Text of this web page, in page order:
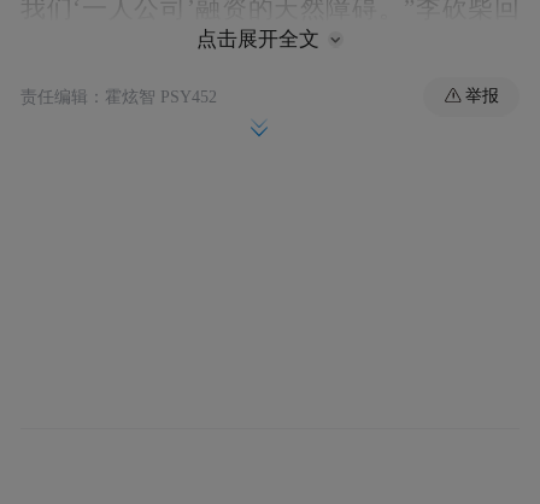
我们‘一人公司’融资的天然障碍。”李砍柴回
忆道。正是在这一关键节点，上海农商银行
向砍柴书院伸出了橄榄枝——依托专为OPC
设计的“鑫众创贷”，重点考察创始人的技术
点击展开全文
责任编辑：霍炫智 PSY452 举报